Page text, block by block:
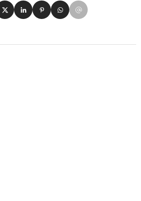
su Facebook
su X
Condividi su LinkedIn
Condividi su Pinterest
Condividi su WhatsApp
Condividi su Email